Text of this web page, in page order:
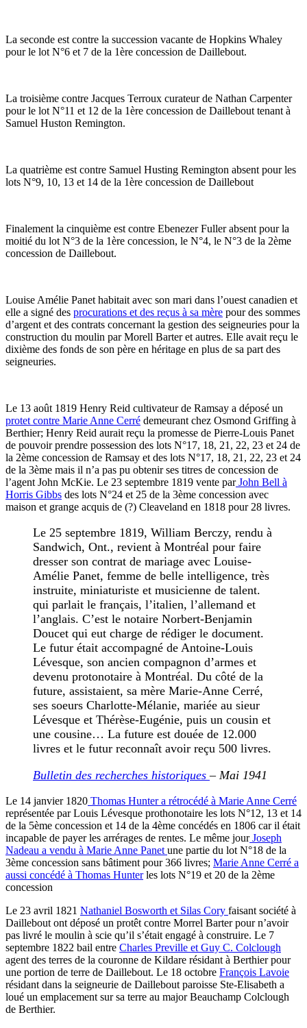
La seconde est contre la succession vacante de Hopkins Whaley
pour le lot N°6 et 7 de la 1ère concession de Daillebout.
La troisième contre Jacques Terroux curateur de Nathan Carpenter
pour le lot N°11 et 12 de la 1ère concession de Daillebout tenant à
Samuel Huston Remington.
La quatrième est contre Samuel Husting Remington absent pour les
lots N°9, 10, 13 et 14 de la 1ère concession de Daillebout
Finalement la cinquième est contre Ebenezer Fuller absent pour la
moitié du lot N°3 de la 1ère concession, le N°4, le N°3 de la 2ème
concession de Daillebout.
Louise Amélie Panet habitait avec son mari dans l’ouest canadien et
elle a signé des procurations et des reçus à sa mère pour des sommes
d’argent et des contrats concernant la gestion des seigneuries pour la
construction du moulin par Morell Barter et autres. Elle avait reçu le
dixième des fonds de son père en héritage en plus de sa part des
seigneuries.
Le 13 août 1819 Henry Reid cultivateur de Ramsay a déposé un
protet contre Marie Anne Cerré demeurant chez Osmond Griffing à
Berthier; Henry Reid aurait reçu la promesse de Pierre-Louis Panet
de pouvoir prendre possession des lots N°17, 18, 21, 22, 23 et 24 de
la 2ème concession de Ramsay et des lots N°17, 18, 21, 22, 23 et 24
de la 3ème mais il n’a pas pu obtenir ses titres de concession de
l’agent John McKie. Le 23 septembre 1819 vente parJohn Bell à
Horris Gibbs des lots N°24 et 25 de la 3ème concession avec
maison et grange acquis de (?) Cleaveland en 1818 pour 28 livres.
Le 25 septembre 1819, William Berczy, rendu à
Sandwich, Ont., revient à Montréal pour faire
dresser son contrat de mariage avec Louise-
Amélie Panet, femme de belle intelligence, très
instruite, miniaturiste et musicienne de talent.
qui parlait le français, l’italien, l’allemand et
l’anglais. C’est le notaire Norbert-Benjamin
Doucet qui eut charge de rédiger le document.
Le futur était accompagné de Antoine-Louis
Lévesque, son ancien compagnon d’armes et
devenu protonotaire à Montréal. Du côté de la
future, assistaient, sa mère Marie-Anne Cerré,
ses soeurs Charlotte-Mélanie, mariée au sieur
Lévesque et Thérèse-Eugénie, puis un cousin et
une cousine… La future est douée de 12.000
livres et le futur reconnaît avoir reçu 500 livres.
Bulletin des recherches historiques– Mai 1941
Le 14 janvier 1820 Thomas Hunter a rétrocédé à Marie Anne Cerré
représentée par Louis Lévesque prothonotaire les lots N°12, 13 et 14
de la 5ème concession et 14 de la 4ème concédés en 1806 car il était
incapable de payer les arrérages de rentes. Le même jourJoseph
Nadeau a vendu à Marie Anne Panet une partie du lot N°18 de la
3ème concession sans bâtiment pour 366 livres; Marie Anne Cerré a
aussi concédé à Thomas Hunterles lots N°19 et 20 de la 2ème
concession
Le 23 avril 1821 Nathaniel Bosworth et Silas Cory faisant société à
Daillebout ont déposé un protêt contre Morrel Barter pour n’avoir
pas livré le moulin à scie qu’il s’était engagé à construire. Le 7
septembre 1822 bail entre Charles Preville et Guy C. Colclough
agent des terres de la couronne de Kildare résidant à Berthier pour
une portion de terre de Daillebout. Le 18 octobre François Lavoie
résidant dans la seigneurie de Daillebout paroisse Ste-Elisabeth a
loué un emplacement sur sa terre au major Beauchamp Colclough
de Berthier.